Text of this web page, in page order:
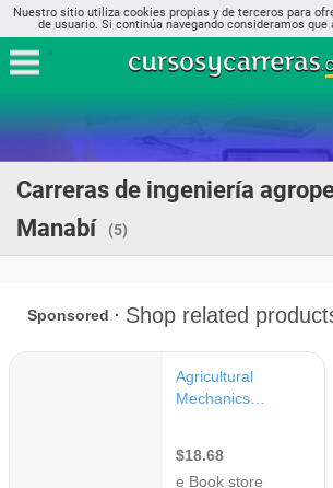
Nuestro sitio utiliza cookies propias y de terceros para
de usuario. Si continúa navegando consideramos que
Carreras de ingeniería
Manabí
(5)